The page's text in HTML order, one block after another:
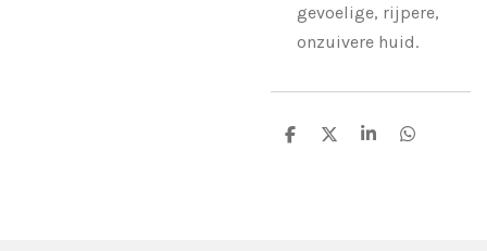
gevoelige, rijpere,
onzuivere huid.
D
D
S
D